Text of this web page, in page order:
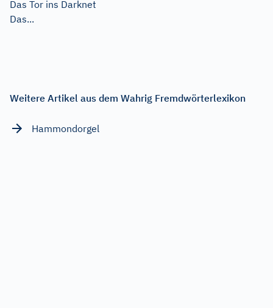
Das Tor ins Darknet
Das...
Weitere Artikel aus dem Wahrig Fremdwörterlexikon
Hammondorgel